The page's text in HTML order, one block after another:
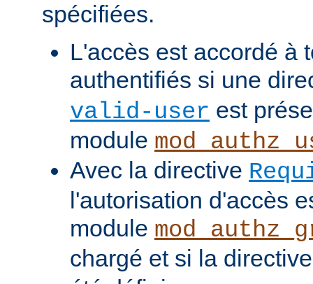
spécifiées.
L'accès est accordé à
authentifiés si une
valid-user est
module
Avec la directive
l'autorisation d'accès
module
chargé et si la